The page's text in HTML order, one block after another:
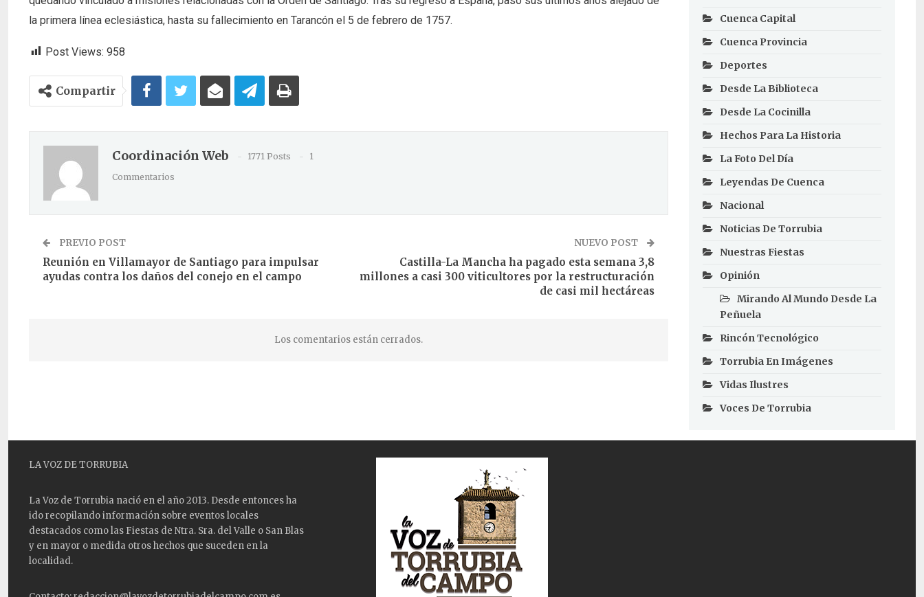
la primera línea eclesiástica, hasta su fallecimiento en Tarancón el 5 de febrero de 1757.
Post Views: 958
Compartir
Coordinación Web 1771 Posts
1
Commentarios
PREVIO POST
Reunión en Villamayor de Santiago para impulsar
ayudas contra los daños del conejo en el campo
NUEVO POST
Castilla-La Mancha ha pagado esta semana 3,8
millones a casi 300 viticultores por la restructuración
de casi mil hectáreas
Los comentarios están cerrados.
Cuenca Capital
Cuenca Provincia
Deportes
Desde La Biblioteca
Desde La Cocinilla
Hechos Para La Historia
La Foto Del Día
Leyendas De Cuenca
Nacional
Noticias De Torrubia
Nuestras Fiestas
Opinión
Mirando Al Mundo Desde La
Peñuela
Rincón Tecnológico
Torrubia En Imágenes
Vidas Ilustres
Voces De Torrubia
LA VOZ DE TORRUBIA
La Voz de Torrubia nació en el año 2013. Desde entonces ha
ido recopilando información sobre eventos locales
destacados como las Fiestas de Ntra. Sra. del Valle o San Blas
y en mayor o medida otros hechos que suceden en la
localidad.